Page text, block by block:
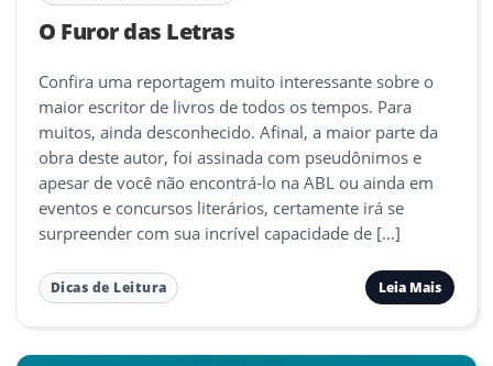
O Furor das Letras
Confira uma reportagem muito interessante sobre o
maior escritor de livros de todos os tempos. Para
muitos, ainda desconhecido. Afinal, a maior parte da
obra deste autor, foi assinada com pseudônimos e
apesar de você não encontrá-lo na ABL ou ainda em
eventos e concursos literários, certamente irá se
surpreender com sua incrível capacidade de […]
Dicas de Leitura Leia Mais